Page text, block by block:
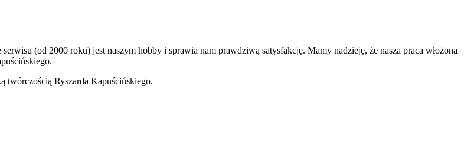
(od 2000 roku) jest naszym hobby i sprawia nam prawdziwą satysfakcję. Mamy nadzieję, że nasza praca włożona
twórczością Ryszarda Kapuścińskiego.